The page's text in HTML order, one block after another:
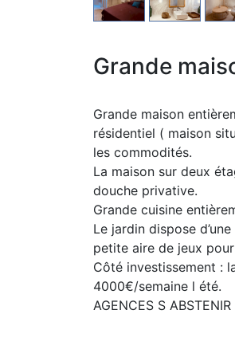
Grande
Grande maison
résidentiel ( maison
les commodités.
La maison sur deux
douche privative.
Grande cuisine
Le jardin dispose
petite aire de jeux
Côté investissement :
4000€/semaine l été.
AGENCES S ABSTENIR